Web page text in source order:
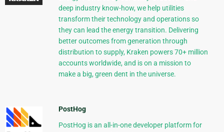
deep industry know-how, we help utilities
transform their technology and operations so
they can lead the energy transition. Delivering
better outcomes from generation through
distribution to supply, Kraken powers 70+ million
accounts worldwide, and is on a mission to
make a big, green dent in the universe.
PostHog
PostHog is an all-in-one developer platform for